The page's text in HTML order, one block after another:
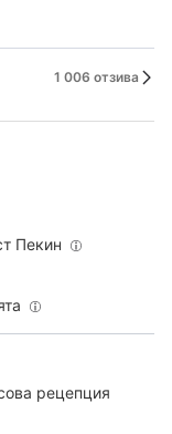
1 006 отзива
Пекин
рецепция